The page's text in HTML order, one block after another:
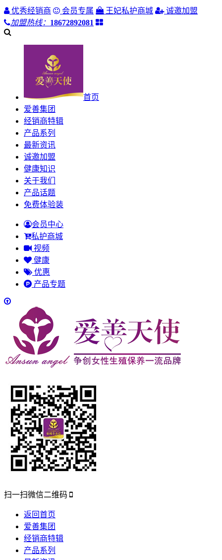
优秀经销商 会员专属 王妃私护商城
诚邀加盟
加盟热线： 18672892081
首页
爱善集团
经销商特辑
产品系列
最新资讯
诚邀加盟
健康知识
关于我们
产品话题
免费体验装
会员中心
私护商城
视频
健康
优惠
产品专题
扫一扫微信二维码
返回首页
爱善集团
经销商特辑
产品系列